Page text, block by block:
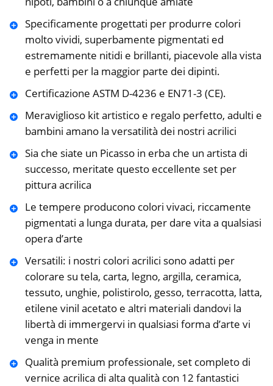
Specificamente progettati per produrre colori
molto vividi, superbamente pigmentati ed
estremamente nitidi e brillanti, piacevole alla vista
e perfetti per la maggior parte dei dipinti.
Certificazione ASTM D-4236 e EN71-3 (CE).
Meraviglioso kit artistico e regalo perfetto, adulti e
bambini amano la versatilità dei nostri acrilici
Sia che siate un Picasso in erba che un artista di
successo, meritate questo eccellente set per
pittura acrilica
Le tempere producono colori vivaci, riccamente
pigmentati a lunga durata, per dare vita a qualsiasi
opera d’arte
Versatili: i nostri colori acrilici sono adatti per
colorare su tela, carta, legno, argilla, ceramica,
tessuto, unghie, polistirolo, gesso, terracotta, latta,
etilene vinil acetato e altri materiali dandovi la
libertà di immergervi in qualsiasi forma d’arte vi
venga in mente
Qualità premium professionale, set completo di
vernice acrilica di alta qualità con 12 fantastici